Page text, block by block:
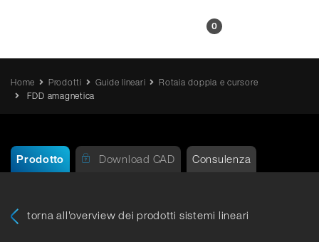
0
Home Prodotti Guide lineari
Rotaia doppia e cursore
FDD amagnetica
Prodotto Download CAD Consulenza
torna all'overview dei prodotti sistemi lineari